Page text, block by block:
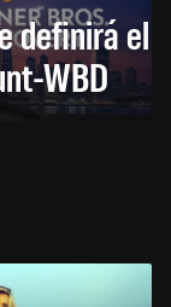
definirá el
WBD